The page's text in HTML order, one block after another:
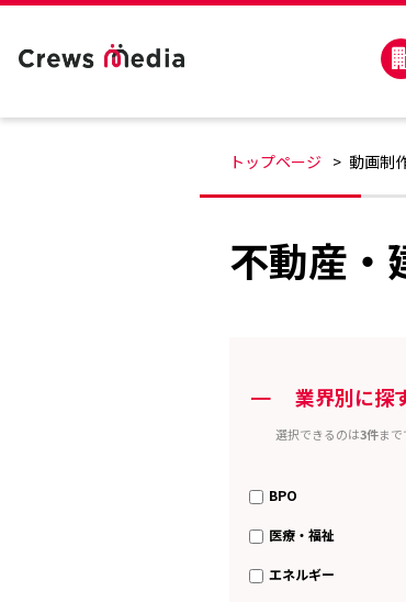
トップページ 動画制
不動産・
ー 業界別に探
選択できるのは3件ま
BPO
医療・福祉
エネルギー